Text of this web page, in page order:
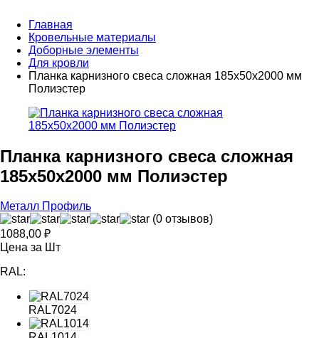
Главная
Кровельные материалы
Доборные элементы
Для кровли
Планка карнизного свеса сложная 185х50х2000 мм
Полиэстер
Планка карнизного свеса сложная
185х50х2000 мм Полиэстер
Металл Профиль
(0 отзывов)
1088,00 ₽
Цена за Шт
RAL:
RAL7024